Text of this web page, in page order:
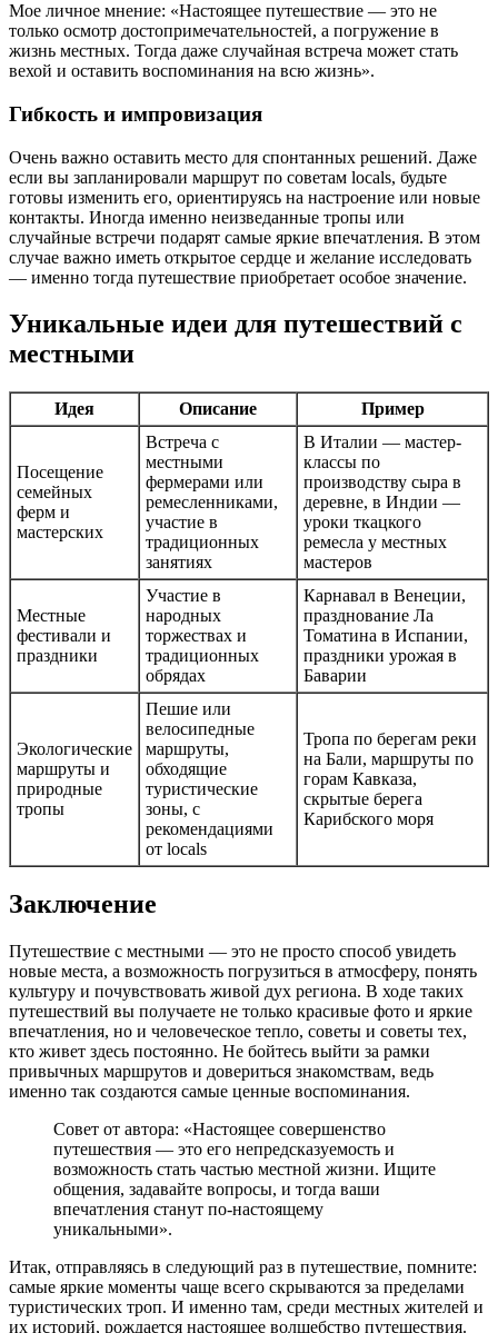
Мое личное мнение: «Настоящее путешествие — это не
только осмотр достопримечательностей, а погружение в
жизнь местных. Тогда даже случайная встреча может стать
вехой и оставить воспоминания на всю жизнь».
Гибкость и импровизация
Очень важно оставить место для спонтанных решений. Даже
если вы запланировали маршрут по советам locals, будьте
готовы изменить его, ориентируясь на настроение или новые
контакты. Иногда именно неизведанные тропы или
случайные встречи подарят самые яркие впечатления. В этом
случае важно иметь открытое сердце и желание исследовать
— именно тогда путешествие приобретает особое значение.
Уникальные идеи для путешествий с
местными
Идея Описание Пример
Посещение
семейных
ферм и
мастерских
Встреча с
местными
фермерами или
ремесленниками,
участие в
традиционных
занятиях
В Италии — мастер-
классы по
производству сыра в
деревне, в Индии —
уроки ткацкого
ремесла у местных
мастеров
Местные
фестивали и
праздники
Участие в
народных
торжествах и
традиционных
обрядах
Карнавал в Венеции,
празднование Ла
Томатина в Испании,
праздники урожая в
Баварии
Экологические
маршруты и
природные
тропы
Пешие или
велосипедные
маршруты,
обходящие
туристические
зоны, с
рекомендациями
от locals
Тропа по берегам реки
на Бали, маршруты по
горам Кавказа,
скрытые берега
Карибского моря
Заключение
Путешествие с местными — это не просто способ увидеть
новые места, а возможность погрузиться в атмосферу, понять
культуру и почувствовать живой дух региона. В ходе таких
путешествий вы получаете не только красивые фото и яркие
впечатления, но и человеческое тепло, советы и советы тех,
кто живет здесь постоянно. Не бойтесь выйти за рамки
привычных маршрутов и довериться знакомствам, ведь
именно так создаются самые ценные воспоминания.
Совет от автора: «Настоящее совершенство
путешествия — это его непредсказуемость и
возможность стать частью местной жизни. Ищите
общения, задавайте вопросы, и тогда ваши
впечатления станут по-настоящему
уникальными».
Итак, отправляясь в следующий раз в путешествие, помните:
самые яркие моменты чаще всего скрываются за пределами
туристических троп. И именно там, среди местных жителей и
их историй, рождается настоящее волшебство путешествия.